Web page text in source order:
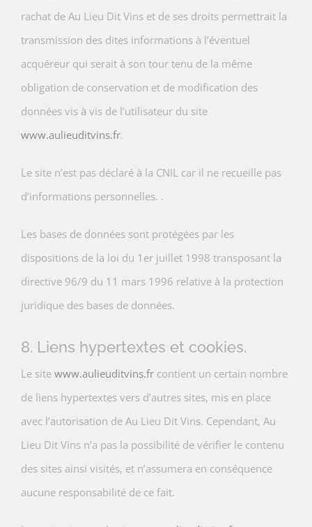
rachat de Au Lieu Dit Vins et de ses droits permettrait la
transmission des dites informations à l’éventuel
acquéreur qui serait à son tour tenu de la même
obligation de conservation et de modification des
données vis à vis de l’utilisateur du site
www.aulieuditvins.fr.
Le site n’est pas déclaré à la CNIL car il ne recueille pas
d’informations personnelles. .
Les bases de données sont protégées par les
dispositions de la loi du 1er juillet 1998 transposant la
directive 96/9 du 11 mars 1996 relative à la protection
juridique des bases de données.
8. Liens hypertextes et cookies.
Le site www.aulieuditvins.fr contient un certain nombre
de liens hypertextes vers d’autres sites, mis en place
avec l’autorisation de Au Lieu Dit Vins. Cependant, Au
Lieu Dit Vins n’a pas la possibilité de vérifier le contenu
des sites ainsi visités, et n’assumera en conséquence
aucune responsabilité de ce fait.